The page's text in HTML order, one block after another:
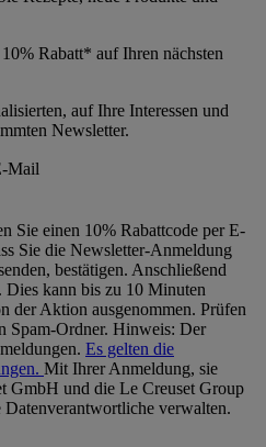
Rabatt* auf Ihren nächsten
auf Ihre Interessen und
Newsletter.
Mail
Sie einen 10% Rabattcode per E-
Sie die Newsletter-Anmeldung
bestätigen. Anschließend
Dies kann bis zu 10 Minuten
der Aktion ausgenommen. Prüfen
Spam-Ordner. Hinweis: Der
Es gelten die
Mit Ihrer Anmeldung, sie
GmbH und die Le Creuset Group
verwalten.